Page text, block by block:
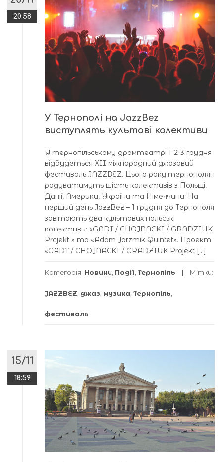
20:58
У Тернополі на JazzBez
виступлять культові колективи
У тернопільському драмтеатрі 1-2-3 грудня
відбудеться XII міжнародний джазовий
фестиваль JAZZBEZ. Цього року тернополян
радуватимуть шість колективів з Польщі,
Данії, Америки, України та Німеччини. На
перший день JazzBez – 1 грудня до Тернополя
завітають два культових польські
колективи: «GADT / CHOJNACKI / GRADZIUK
Projekt » та «Adam Jarzmik Quintet». Проект
«GADT / CHOJNACKI / GRADZIUK Projekt […]
Категорія: Новини, Події, Тернопіль Мітки:
JAZZBEZ, джаз, музика, Тернопіль,
фестиваль
15/11
18:59